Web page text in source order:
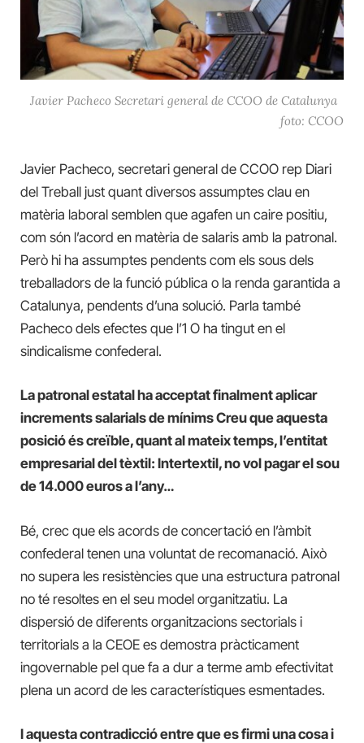
Javier Pacheco Secretari general de CCOO de Catalunya
foto: CCOO
Javier Pacheco, secretari general de CCOO rep Diari
del Treball just quant diversos assumptes clau en
matèria laboral semblen que agafen un caire positiu,
com són l’acord en matèria de salaris amb la patronal.
Però hi ha assumptes pendents com els sous dels
treballadors de la funció pública o la renda garantida a
Catalunya, pendents d’una solució. Parla també
Pacheco dels efectes que l’1 O‌ ha tingut en el
sindicalisme confederal.
La patronal estatal ha acceptat finalment aplicar
increments salarials de mínims Creu que aquesta
posició és creïble, quant al mateix temps, l’entitat
empresarial del tèxtil: Intertextil, no vol pagar el sou
de 14.000 euros a l’any…
Bé, crec que els acords de concertació en l’àmbit
confederal tenen una voluntat de recomanació. Això
no supera les resistències que una estructura patronal
no té resoltes en el seu model organitzatiu. La
dispersió de diferents organitzacions sectorials i
territorials a la CEOE es demostra pràcticament
ingovernable pel que fa a dur a terme amb efectivitat
plena un acord de les característiques esmentades.
I aquesta contradicció entre que es firmi una cosa i